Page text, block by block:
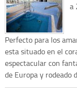
a
Perfecto para los
esta situado en el
espectacular con
de Europa y rodeado